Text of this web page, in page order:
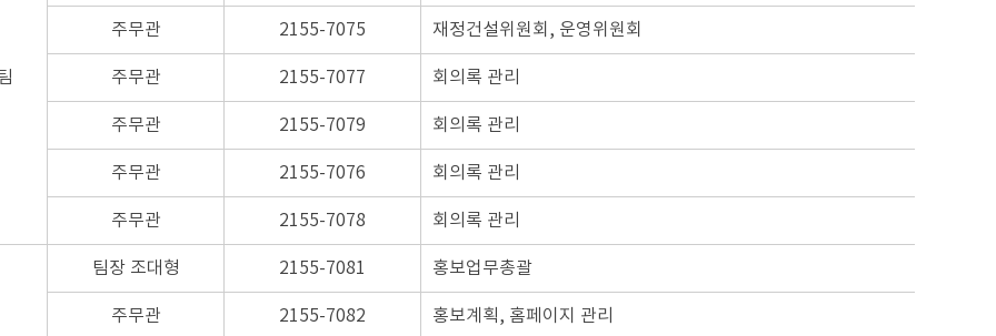
주무관 2155-7075 재정건설위원회, 운영위원회
주무관 2155-7077 회의록 관리
주무관 2155-7079 회의록 관리
주무관 2155-7076 회의록 관리
주무관 2155-7078 회의록 관리
팀장 조대형 2155-7081 홍보업무총괄
주무관 2155-7082 홍보계획, 홈페이지 관리